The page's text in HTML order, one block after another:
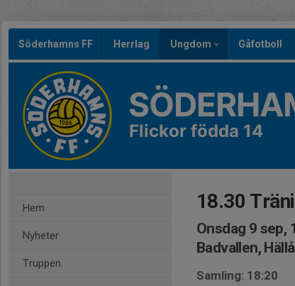
Söderhamns FF Herrlag Ungdom Gåfotboll
Flickor födda 14
Hem
Nyheter
Truppen
18.30
Onsdag 9 sep,
Badvallen,
Samling: 18:20